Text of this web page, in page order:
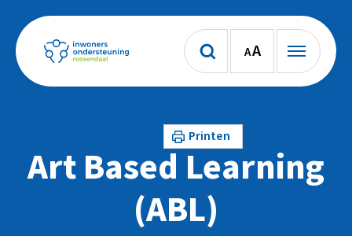
AA
Printen
Art Based Learning
(ABL)